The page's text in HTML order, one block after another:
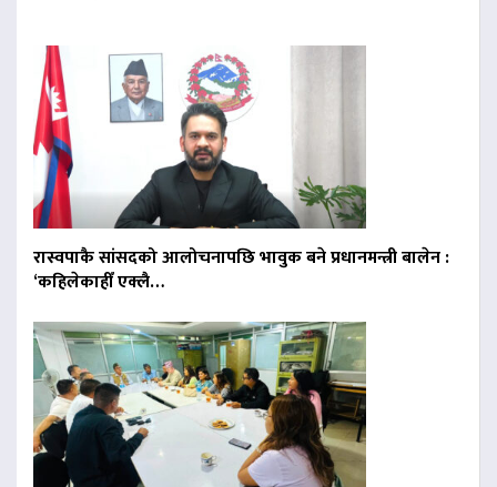
रास्वपाकै सांसदको आलोचनापछि भावुक बने प्रधानमन्त्री बालेन :
‘कहिलेकाहीँ एक्लै…